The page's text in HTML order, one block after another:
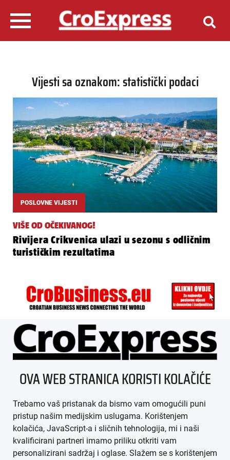
Vijesti sa oznakom: statistički podaci
POSLOVNE VIJESTI
VIŠE OD OČEKIVANOG!
Rivijera Crikvenica ulazi u sezonu s odličnim
turističkim rezultatima
ÜBER UNS
IMPRESSUM
AGB
DATENSCHUTZ
OVA WEB STRANICA KORISTI KOLAČIĆE
Trebamo vaš pristanak da bismo vam omogućili puni
pristup našim medijskim uslugama. Korištenjem
kolačića, JavaScript-a i sličnih tehnologija, mi i naši
kvalificirani partneri imamo priliku otkriti vam
personalizirani sadržaj i oglase. Slažem se s korištenjem